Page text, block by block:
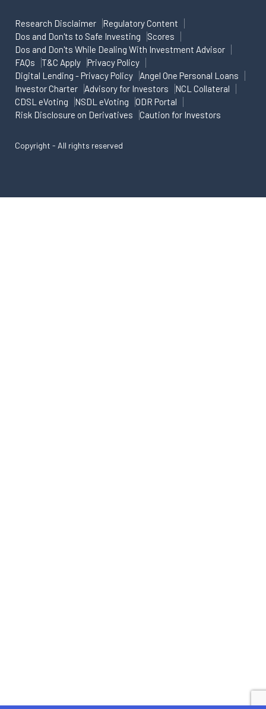
Research Disclaimer
Regulatory Content
Dos and Don'ts to Safe Investing
Scores
Dos and Don'ts While Dealing With Investment Advisor
FAQs
T&C Apply
Privacy Policy
Digital Lending - Privacy Policy
Angel One Personal Loans
Investor Charter
Advisory for Investors
NCL Collateral
CDSL eVoting
NSDL eVoting
ODR Portal
Risk Disclosure on Derivatives
Caution for Investors
Copyright - All rights reserved